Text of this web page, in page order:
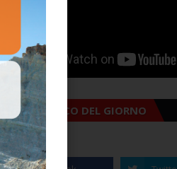
ALMANACCO DEL GIORNO